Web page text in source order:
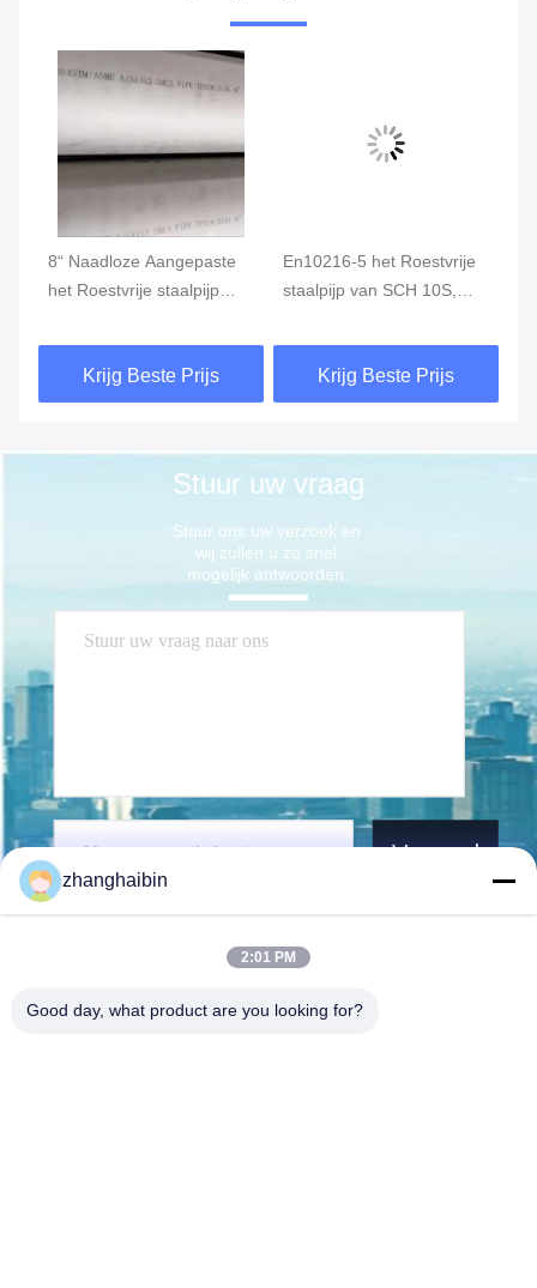
8“ Naadloze Aangepaste
het Roestvrije staalpijp
van SCH80S
Krijg Beste Prijs
En10216-5 het Roestvrije
staalpijp van SCH 10S,
Pijp
Krijg Beste Prijs
Stuur uw vraag
Stuur ons uw verzoek en
wij zullen u zo snel
mogelijk antwoorden.
Verzend
zhanghaibin
2:01 PM
Good day, what product are you looking for?